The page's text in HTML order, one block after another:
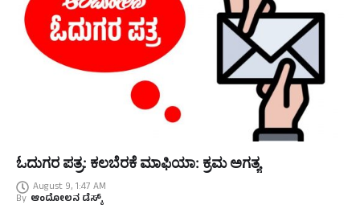
ಓದುಗರ ಪತ್ರ: ಕಲಬೆರಕೆ ಮಾಫಿಯಾ: ಕ್ರಮ ಅಗತ್ಯ
August 9, 1:47 AM
By ಆಂದೋಲನ ಡೆಸ್ಕ್